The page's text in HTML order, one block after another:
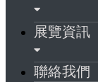
展覽資訊
聯絡我們